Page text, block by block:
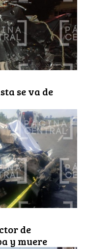
se va de
de
y muere